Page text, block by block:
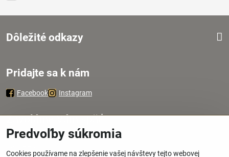
Dôležité odkazy
Pridajte sa k nám
Facebook Instagram
Zavoláme Vám späť
Predvoľby súkromia
Cookies používame na zlepšenie vašej návštevy tejto webovej